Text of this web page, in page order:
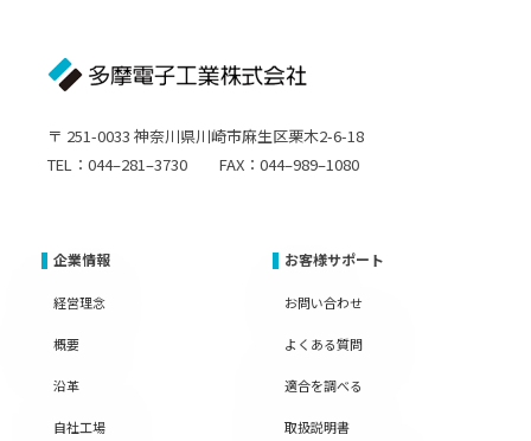
〒 251-0033 神奈川県川崎市麻生区栗木2-6-18
TEL：044–281–3730 FAX：044–989–1080
企業情報
経営理念
概要
沿革
自社工場
お客様サポート
お問い合わせ
よくある質問
適合を調べる
取扱説明書